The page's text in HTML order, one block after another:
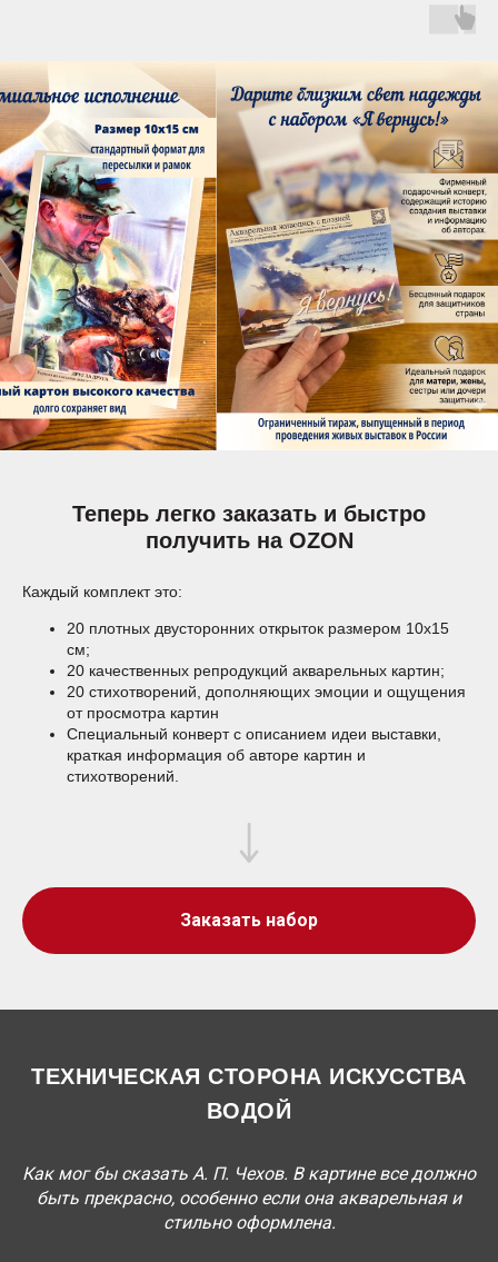
Теперь легко заказать и быстро
получить на OZON
Каждый комплект это:
20 плотных двусторонних открыток размером 10х15
см;
20 качественных репродукций акварельных картин;
20 стихотворений, дополняющих эмоции и ощущения
от просмотра картин
Специальный конверт с описанием идеи выставки,
краткая информация об авторе картин и
стихотворений.
Заказать набор
ТЕХНИЧЕСКАЯ СТОРОНА ИСКУССТВА
ВОДОЙ
Как мог бы сказать А. П. Чехов. В картине все должно
быть прекрасно, особенно если она акварельная и
стильно оформлена.